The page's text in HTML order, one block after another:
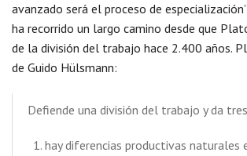
avanzado será el proceso de
ha recorrido un largo camino desde que
de la división del trabajo hace 2.400 años.
de Guido Hülsmann:
Defiende una división del trabajo y da
hay diferencias productivas naturales